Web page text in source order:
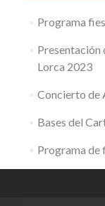
Programa
Presentación
Lorca 2023
Concierto de
Bases del
Programa de